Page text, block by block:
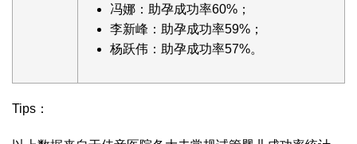
冯娜：助孕成功率60%；
李新峰：助孕成功率59%；
杨跃伟：助孕成功率57%。
Tips：